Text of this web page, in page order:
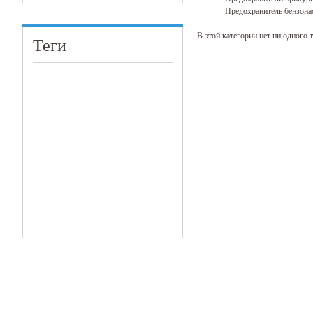
Теги
Предохранитель
Предохранитель
В этой категории нет ни одного